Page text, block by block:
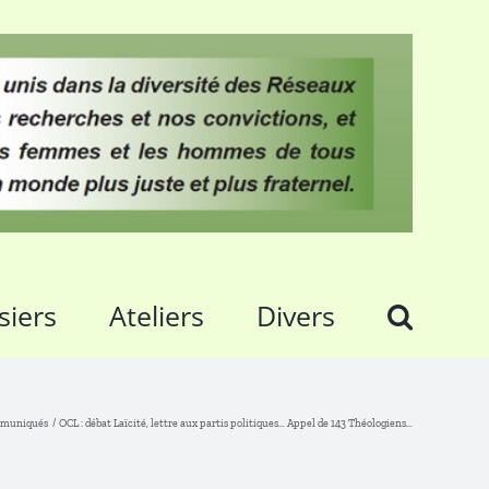
Ateliers Divers
OCL : débat Laïcité, lettre aux partis politiques… Appel de 143 Théologiens…